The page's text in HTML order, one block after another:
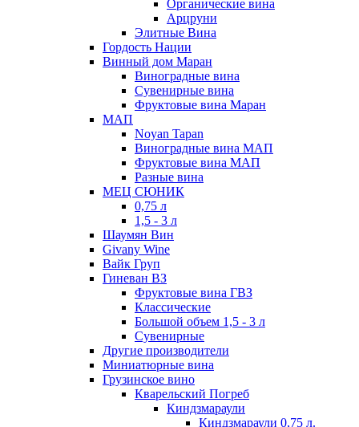
Органические вина
Арцруни
Элитные Вина
Гордость Нации
Винный дом Маран
Виноградные вина
Сувенирные вина
Фруктовые вина Маран
МАП
Noyan Tapan
Виноградные вина МАП
Фруктовые вина МАП
Разные вина
МЕЦ СЮНИК
0,75 л
1,5 - 3 л
Шаумян Вин
Givany Wine
Вайк Груп
Гиневан ВЗ
Фруктовые вина ГВЗ
Классические
Большой объем 1,5 - 3 л
Сувенирные
Другие производители
Миниатюрные вина
Грузинское вино
Кварельский Погреб
Киндзмараули
Киндзмараули 0,75 л.